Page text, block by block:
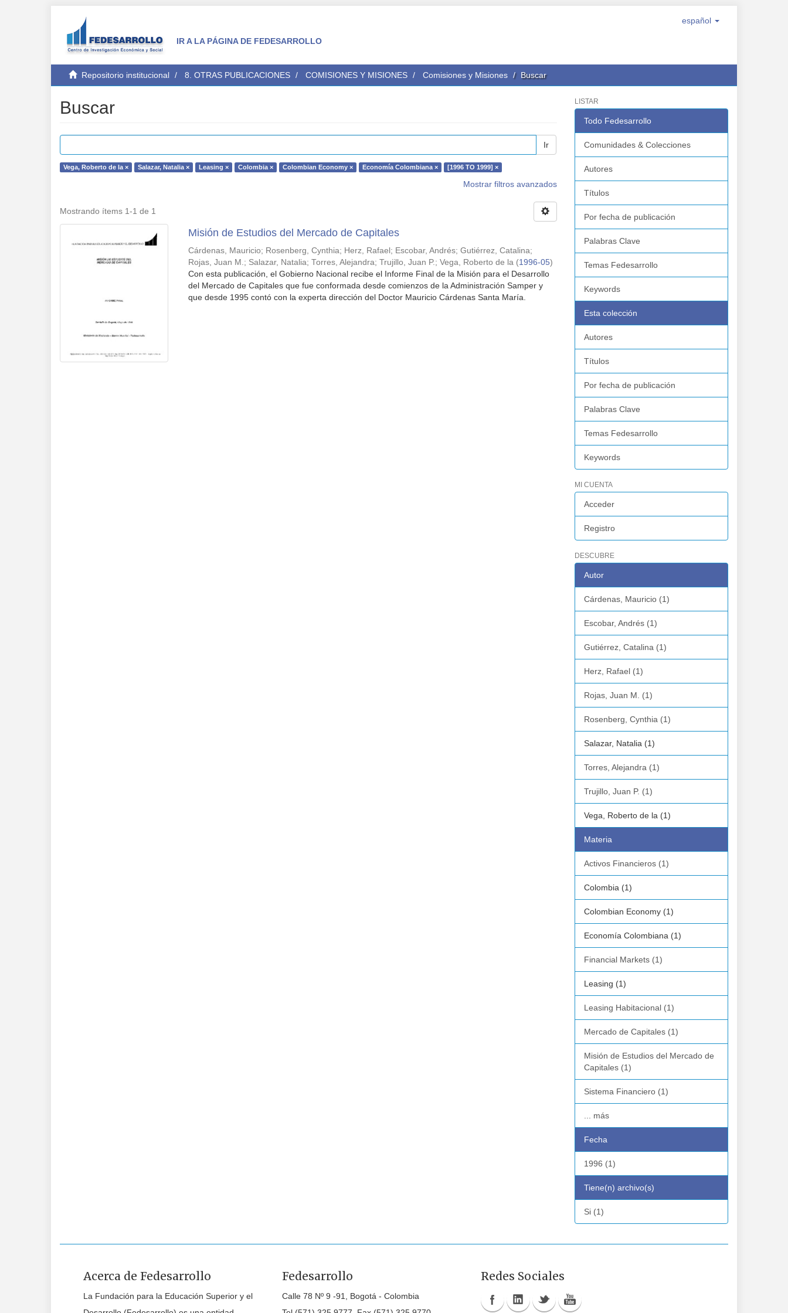
IR A LA PÁGINA DE FEDESARROLLO
español
Repositorio institucional 8. OTRAS PUBLICACIONES COMISIONES Y MISIONES Comisiones y Misiones Buscar
Buscar
Ir
Vega, Roberto de la × Salazar, Natalia × Leasing × Colombia × Colombian Economy × Economía Colombiana × [1996 TO 1999] ×
Mostrar filtros avanzados
Mostrando ítems 1-1 de 1
Misión de Estudios del Mercado de Capitales
Cárdenas, Mauricio; Rosenberg, Cynthia; Herz, Rafael ; Escobar, Andrés;Gutiérrez, Catalina;
Rojas, Juan M.; Salazar, Natalia;Torres, Alejandra;Trujillo, Juan P.;Vega, Roberto de la (1996-05)
Con esta publicación, el Gobierno Nacional recibe el Informe Final de la Misión para el Desarrollo
del Mercado de Capitales que fue conformada desde comienzos de la Administración Samper y
que desde 1995 contó con la experta dirección del Doctor Mauricio Cárdenas Santa María.
LISTAR
Todo Fedesarrollo
Comunidades & Colecciones
Autores
Títulos
Por fecha de publicación
Palabras Clave
Temas Fedesarrollo
Keywords
Esta colección
Autores
Títulos
Por fecha de publicación
Palabras Clave
Temas Fedesarrollo
Keywords
MI CUENTA
Acceder
Registro
DESCUBRE
Autor
Cárdenas, Mauricio (1)
Escobar, Andrés (1)
Gutiérrez, Catalina (1)
Herz, Rafael (1)
Rojas, Juan M. (1)
Rosenberg, Cynthia (1)
Salazar, Natalia (1)
Torres, Alejandra (1)
Trujillo, Juan P. (1)
Vega, Roberto de la (1)
Materia
Activos Financieros (1)
Colombia (1)
Colombian Economy (1)
Economía Colombiana (1)
Financial Markets (1)
Leasing (1)
Leasing Habitacional (1)
Mercado de Capitales (1)
Misión de Estudios del Mercado de
Capitales (1)
Sistema Financiero (1)
... más
Fecha
1996 (1)
Tiene(n) archivo(s)
Si (1)
Acerca de Fedesarrollo
La Fundación para la Educación Superior y el
Fedesarrollo
Calle 78 Nº 9 -91, Bogotá - Colombia
Redes Sociales